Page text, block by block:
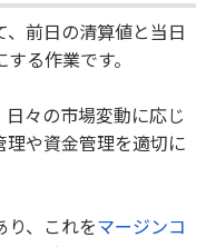
前日の清算値と当日
る作業です。
々の市場変動に応じ
理や資金管理を適切に
、これをマージンコ